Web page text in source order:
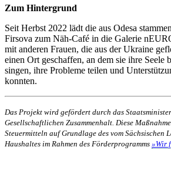
Zum Hintergrund
Seit Herbst 2022 lädt die aus Odesa
Firsova zum Näh-Café in die Galerie
mit anderen Frauen, die aus der Ukraine
einen Ort geschaffen, an dem sie ihre Seele
singen, ihre Probleme teilen und
konnten.
Das Projekt wird gefördert durch das
Gesellschaftlichen Zusammenhalt. Diese
Steuermitteln auf Grundlage des vom Sächsischen
Haushaltes im Rahmen des Förderprogramms »Wir